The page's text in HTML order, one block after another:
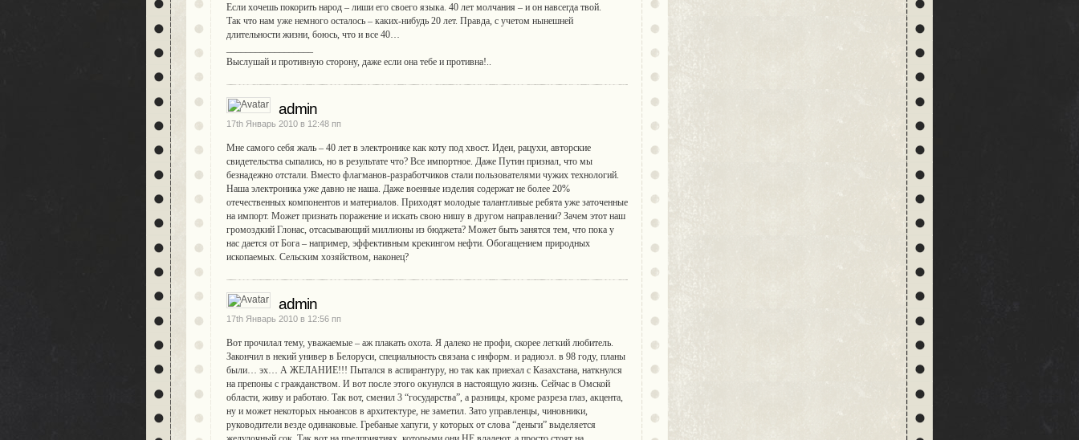
Если хочешь покорить народ – лиши его своего языка. 40 лет молчания – и он навсегда твой.
Так что нам уже немного осталось – каких-нибудь 20 лет. Правда, с учетом нынешней
длительности жизни, боюсь, что и все 40…
Выслушай и противную сторону, даже если она тебе и противна!..
admin
17th Январь 2010 в 12:48 пп
Мне самого себя жаль – 40 лет в электронике как коту под хвост. Идеи, рацухи, авторские
свидетельства сыпались, но в результате что? Все импортное. Даже Путин признал, что мы
безнадежно отстали. Вместо флагманов-разработчиков стали пользователями чужих технологий.
Наша электроника уже давно не наша. Даже военные изделия содержат не более 20%
отечественных компонентов и материалов. Приходят молодые талантливые ребята уже заточенные
на импорт. Может признать поражение и искать свою нишу в другом направлении? Зачем этот наш
громоздкий Глонас, отсасывающий миллионы из бюджета? Может быть занятся тем, что пока у
нас дается от Бога – например, эффективным крекингом нефти. Обогащением природных
ископаемых. Сельским хозяйством, наконец?
admin
17th Январь 2010 в 12:56 пп
Вот прочилал тему, уважаемые – аж плакать охота. Я далеко не профи, скорее легкий любитель.
Закончил в некий универ в Белоруси, специальность связана с информ. и радиоэл. в 98 году, планы
были… эх… А ЖЕЛАНИЕ!!! Пытался в аспирантуру, но так как приехал с Казахстана, наткнулся
на препоны с гражданством. И вот после этого окунулся в настоящую жизнь. Сейчас в Омской
области, живу и работаю. Так вот, сменил 3 “государства”, а разницы, кроме разреза глаз, акцента,
ну и может некоторых ньюансов в архитектуре, не заметил. Зато управленцы, чиновники,
руководители везде одинаковые. Гребаные хапуги, у которых от слова “деньги” выделяется